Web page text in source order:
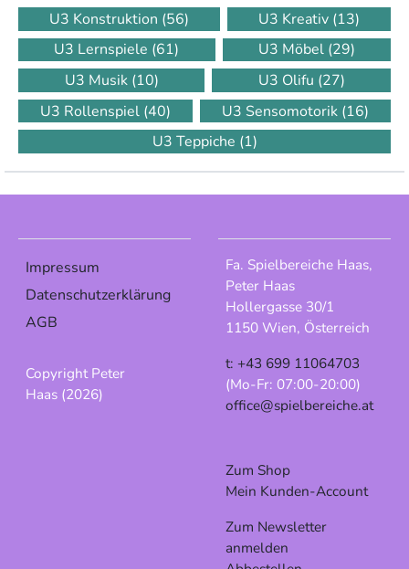
U3 Konstruktion (56) U3 Kreativ (13)
U3 Lernspiele (61) U3 Möbel (29)
U3 Musik (10) U3 Olifu (27)
U3 Rollenspiel (40) U3 Sensomotorik (16)
U3 Teppiche (1)
Impressum
Datenschutzerklärung
AGB
Copyright Peter
Haas (2026)
Fa. Spielbereiche Haas,
Peter Haas
Hollergasse 30/1
1150 Wien, Österreich
t: +43 699 11064703
(Mo-Fr: 07:00-20:00)
office@spielbereiche.at
Zum Shop
Mein Kunden-Account
Zum Newsletter
anmelden